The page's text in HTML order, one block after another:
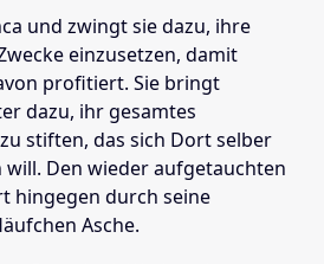
und zwingt sie dazu, ihre
einzusetzen, damit
profitiert. Sie bringt
dazu, ihr gesamtes
stiften, das sich Dort selber
Den wieder aufgetauchten
hingegen durch seine
Asche.